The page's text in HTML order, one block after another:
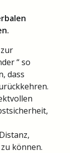
“ so
dass
können.